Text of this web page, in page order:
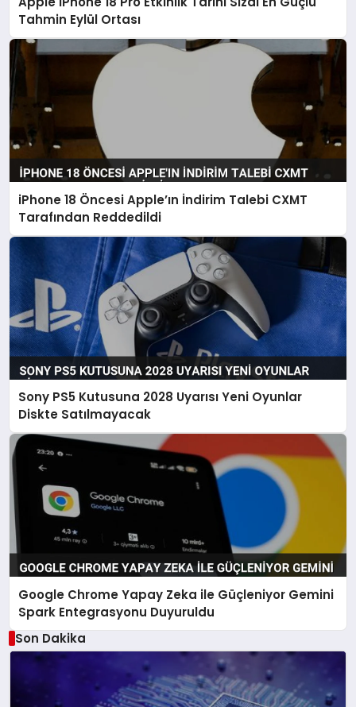
Tahmin Eylül Ortası
iPhone 18 Öncesi Apple’ın İndirim Talebi CXMT
Tarafından Reddedildi
Sony PS5 Kutusuna 2028 Uyarısı Yeni Oyunlar
Diskte Satılmayacak
Google Chrome Yapay Zeka ile Güçleniyor Gemini
Spark Entegrasyonu Duyuruldu
Son Dakika